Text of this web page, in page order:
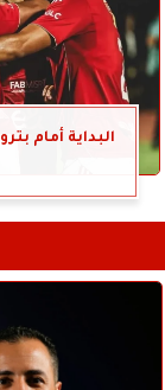
البداية أمام